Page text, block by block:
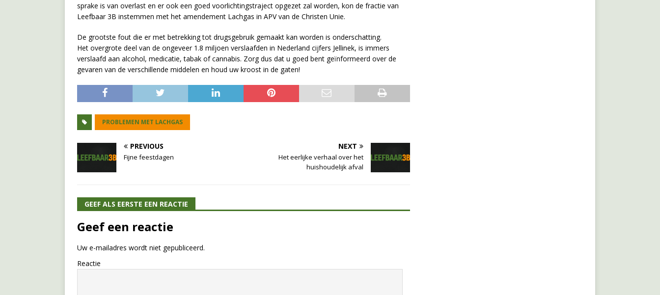
sprake is van overlast en er ook een goed voorlichtingstraject opgezet zal worden, kon de fractie van
Leefbaar 3B instemmen met het amendement Lachgas in APV van de Christen Unie.
De grootste fout die er met betrekking tot drugsgebruik gemaakt kan worden is onderschatting.
Het overgrote deel van de ongeveer 1.8 miljoen verslaafden in Nederland cijfers Jellinek, is immers
verslaafd aan alcohol, medicatie, tabak of cannabis. Zorg dus dat u goed bent geïnformeerd over de
gevaren van de verschillende middelen en houd uw kroost in de gaten!
PROBLEMEN MET LACHGAS
PREVIOUS
Fijne feestdagen
NEXT
Het eerlijke verhaal over het
huishoudelijk afval
GEEF ALS EERSTE EEN REACTIE
Geef een reactie
Uw e-mailadres wordt niet gepubliceerd.
Reactie